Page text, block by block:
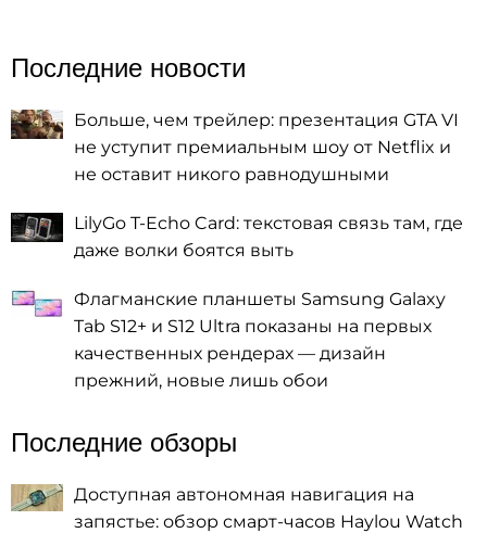
Последние новости
Больше, чем трейлер: презентация GTA VI
не уступит премиальным шоу от Netflix и
не оставит никого равнодушными
LilyGo T-Echo Card: текстовая связь там, где
даже волки боятся выть
Флагманские планшеты Samsung Galaxy
Tab S12+ и S12 Ultra показаны на первых
качественных рендерах — дизайн
прежний, новые лишь обои
Последние обзоры
Доступная автономная навигация на
запястье: обзор смарт-часов Haylou Watch